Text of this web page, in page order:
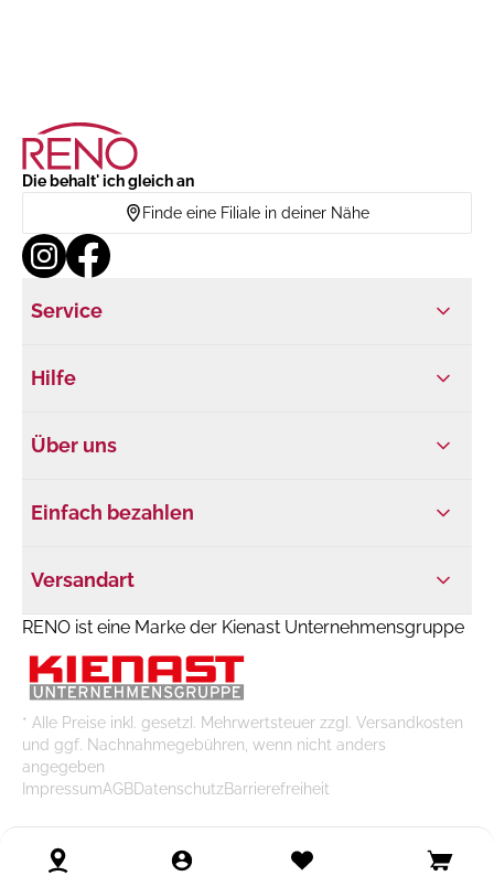
Die behalt' ich gleich an
Finde eine Filiale in deiner Nähe
Service
Hilfe
Über uns
Einfach bezahlen
Versandart
RENO ist eine Marke der Kienast Unternehmensgruppe
* Alle Preise inkl. gesetzl. Mehrwertsteuer zzgl. Versandkosten
und ggf. Nachnahmegebühren, wenn nicht anders
angegeben
ImpressumAGBDatenschutzBarrierefreiheit